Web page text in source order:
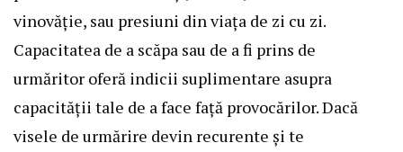
vinovăție, sau presiuni din viața de zi cu zi.
Capacitatea de a scăpa sau de a fi prins de
urmăritor oferă indicii suplimentare asupra
capacității tale de a face față provocărilor. Dacă
visele de urmărire devin recurente și te